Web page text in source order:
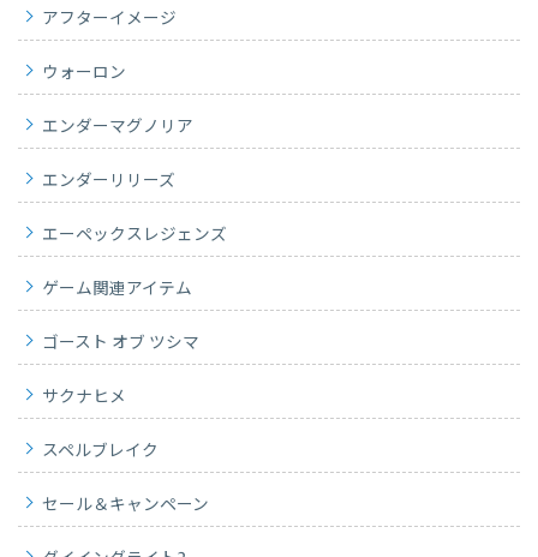
アフターイメージ
ウォーロン
エンダーマグノリア
エンダーリリーズ
エーペックスレジェンズ
ゲーム関連アイテム
ゴースト オブ ツシマ
サクナヒメ
スペルブレイク
セール＆キャンペーン